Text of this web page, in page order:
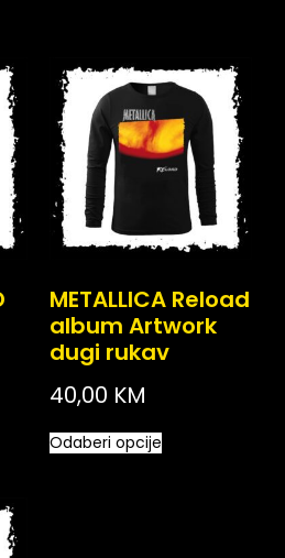
METALLICA Reload
album Artwork
dugi rukav
40,00 KM
Odaberi opcije